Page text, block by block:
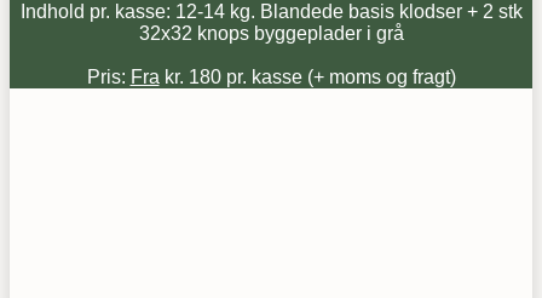
Indhold pr. kasse: 12-14 kg. Blandede basis klodser + 2 stk
32x32 knops byggeplader i grå
Pris: Fra kr. 180 pr. kasse (+ moms og fragt)